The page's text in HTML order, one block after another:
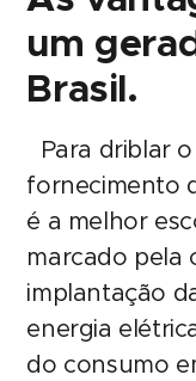
um
Brasil.
Para driblar
fornecimento
é a melhor
marcado pela
implantação
energia
do consumo